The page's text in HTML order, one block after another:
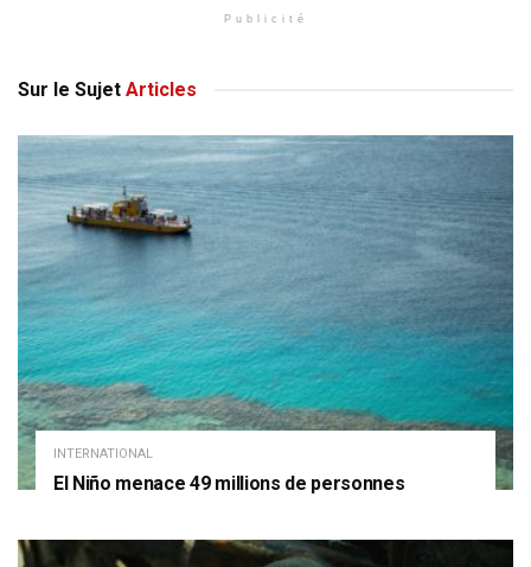
Publicité
Sur le Sujet Articles
INTERNATIONAL
El Niño menace 49 millions de personnes